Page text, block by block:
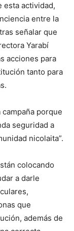
esta actividad,
entre la
señalar que
Yarabí
acciones para
tanto para
porque
seguridad a
nicolaita”.
colocando
a darle
que
además de